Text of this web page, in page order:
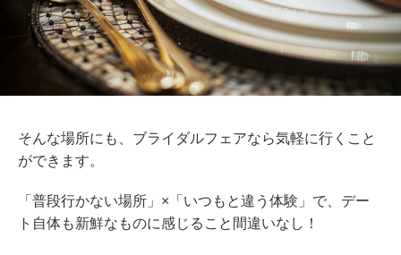
そんな場所にも、ブライダルフェアなら気軽に行くこと
ができます。
「普段行かない場所」×「いつもと違う体験」で、デー
ト自体も新鮮なものに感じること間違いなし！